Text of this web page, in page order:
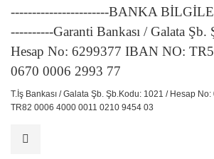
-----------------------BANKA
----------Garanti Bankası / Galata
Hesap No: 6299377 IBAN NO:
0670 0006 2993 77
T.İş Bankası / Galata Şb. Şb.Kodu: 1021 / Hesap
TR82 0006 4000 0011 0210 9454 03